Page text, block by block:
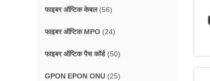
फाइबर ऑप्टिक केबल(56)
फाइबर ऑप्टिक MPO (24)
फाइबर ऑप्टिक पैच कॉर्ड(50)
GPON EPON ONU (25)